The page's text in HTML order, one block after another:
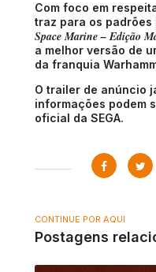
Com foco em
traz para os padrões
Space Marine – Edição
a melhor versão de
da franquia
O trailer de anúncio
informações podem
oficial da SEGA.
CONTINUE POR AQUI
Postagens